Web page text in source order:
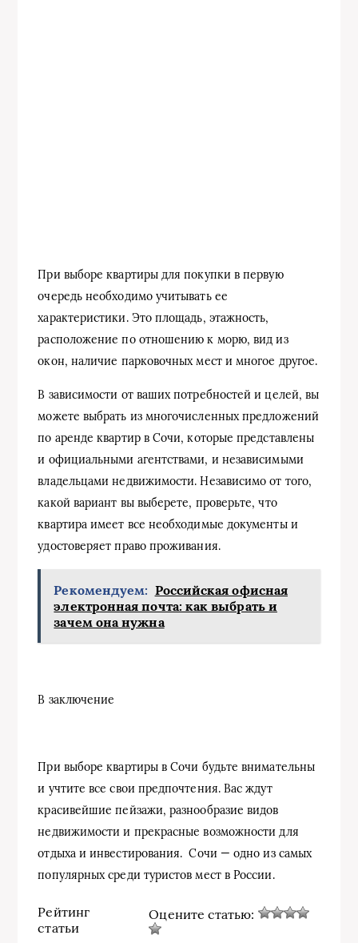
При выборе квартиры для покупки в первую
очередь необходимо учитывать ее
характеристики. Это площадь, этажность,
расположение по отношению к морю, вид из
окон, наличие парковочных мест и многое другое.
В зависимости от ваших потребностей и целей, вы
можете выбрать из многочисленных предложений
по аренде квартир в Сочи, которые представлены
и официальными агентствами, и независимыми
владельцами недвижимости. Независимо от того,
какой вариант вы выберете, проверьте, что
квартира имеет все необходимые документы и
удостоверяет право проживания.
Рекомендуем: Российская офисная
электронная почта: как выбрать и
зачем она нужна
В заключение
При выборе квартиры в Сочи будьте внимательны
и учтите все свои предпочтения. Вас ждут
красивейшие пейзажи, разнообразие видов
недвижимости и прекрасные возможности для
отдыха и инвестирования. Сочи — одно из самых
популярных среди туристов мест в России.
Рейтинг
статьи
Оцените статью: